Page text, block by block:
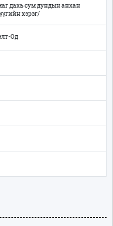
дахь сум дундын анхан
хэрэг/
Од